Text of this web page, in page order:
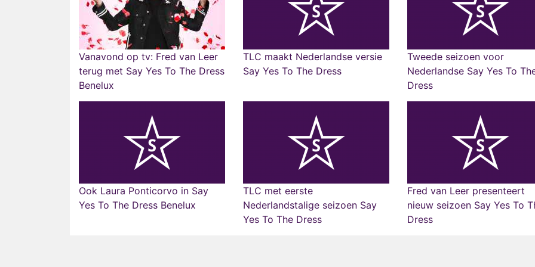
Vanavond op tv: Fred van Leer
terug met Say Yes To The Dress
Benelux
TLC maakt Nederlandse versie
Say Yes To The Dress
Tweede seizoen voor
Nederlandse Say Yes To
Dress
Ook Laura Ponticorvo in Say
Yes To The Dress Benelux
TLC met eerste
Nederlandstalige seizoen Say
Yes To The Dress
Fred van Leer presenteert
nieuw seizoen Say Yes To
Dress